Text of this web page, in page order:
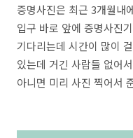
증명사진은 최근 3개월내
입구 바로 앞에 증명사진
기다리는데 시간이 많이
있는데 거긴 사람들 없어
아니면 미리 사진 찍어서